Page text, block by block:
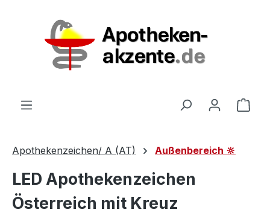
Apothekenzeichen/ A (AT) Außenbereich 🔆
LED Apothekenzeichen
Österreich mit Kreuz